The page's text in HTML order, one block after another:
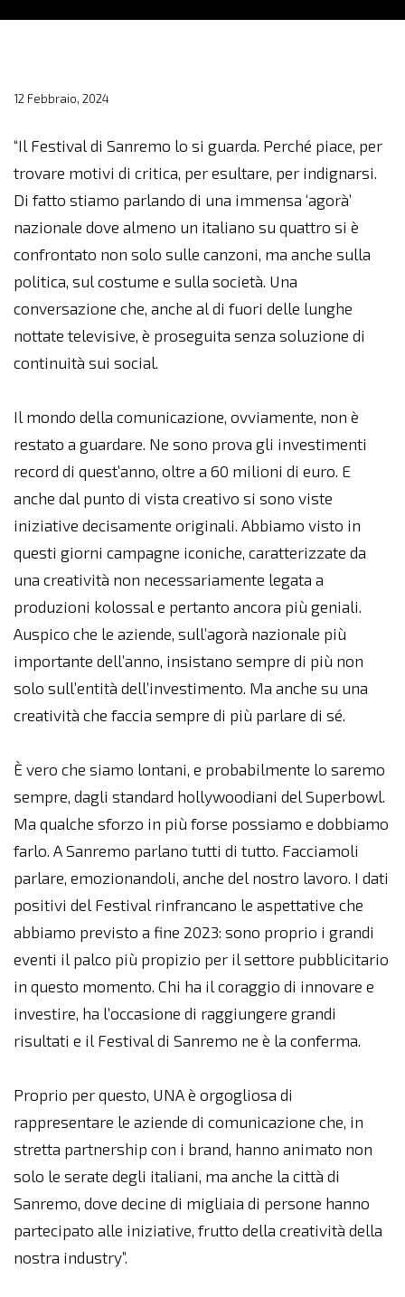
12 Febbraio, 2024
“Il Festival di Sanremo lo si guarda. Perché piace, per
trovare motivi di critica, per esultare, per indignarsi.
Di fatto stiamo parlando di una immensa ‘agorà’
nazionale dove almeno un italiano su quattro si è
confrontato non solo sulle canzoni, ma anche sulla
politica, sul costume e sulla società. Una
conversazione che, anche al di fuori delle lunghe
nottate televisive, è proseguita senza soluzione di
continuità sui social.
Il mondo della comunicazione, ovviamente, non è
restato a guardare. Ne sono prova gli investimenti
record di quest’anno, oltre a 60 milioni di euro. E
anche dal punto di vista creativo si sono viste
iniziative decisamente originali. Abbiamo visto in
questi giorni campagne iconiche, caratterizzate da
una creatività non necessariamente legata a
produzioni kolossal e pertanto ancora più geniali.
Auspico che le aziende, sull’agorà nazionale più
importante dell’anno, insistano sempre di più non
solo sull’entità dell’investimento. Ma anche su una
creatività che faccia sempre di più parlare di sé.
È vero che siamo lontani, e probabilmente lo saremo
sempre, dagli standard hollywoodiani del Superbowl.
Ma qualche sforzo in più forse possiamo e dobbiamo
farlo. A Sanremo parlano tutti di tutto. Facciamoli
parlare, emozionandoli, anche del nostro lavoro. I dati
positivi del Festival rinfrancano le aspettative che
abbiamo previsto a fine 2023: sono proprio i grandi
eventi il palco più propizio per il settore pubblicitario
in questo momento. Chi ha il coraggio di innovare e
investire, ha l’occasione di raggiungere grandi
risultati e il Festival di Sanremo ne è la conferma.
Proprio per questo, UNA è orgogliosa di
rappresentare le aziende di comunicazione che, in
stretta partnership con i brand, hanno animato non
solo le serate degli italiani, ma anche la città di
Sanremo, dove decine di migliaia di persone hanno
partecipato alle iniziative, frutto della creatività della
nostra industry”.